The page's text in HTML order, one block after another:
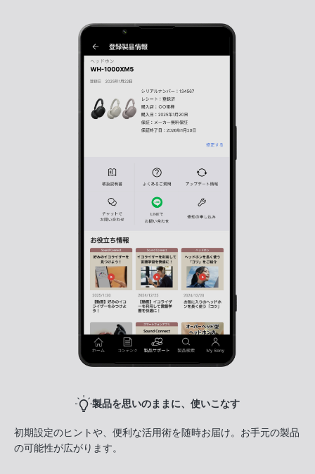
製品を思いのままに、使いこなす
初期設定のヒントや、便利な活用術を随時お届け。お手元の製品
の可能性が広がります。